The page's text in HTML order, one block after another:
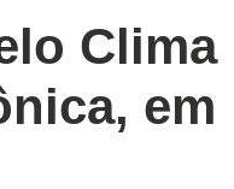
Clima
em